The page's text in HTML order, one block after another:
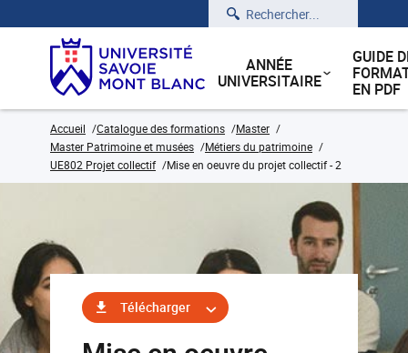
Rechercher
ANNÉE
UNIVERSITAIRE
GUIDE
EN PDF
Accueil Catalogue des formations
Master
Master Patrimoine et musées
Métiers du patrimoine
UE802 Projet collectif
Mise en oeuvre du projet collectif - 2
Télécharger